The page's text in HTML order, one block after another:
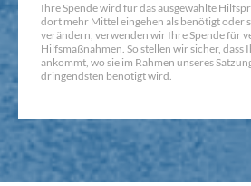
Ihre Spende wird für das ausgewählte
dort mehr Mittel eingehen als benötigt oder
verändern, verwenden wir Ihre Spende für
Hilfsmaßnahmen. So stellen wir sicher,
ankommt, wo sie im Rahmen unseres
dringendsten benötigt wird.